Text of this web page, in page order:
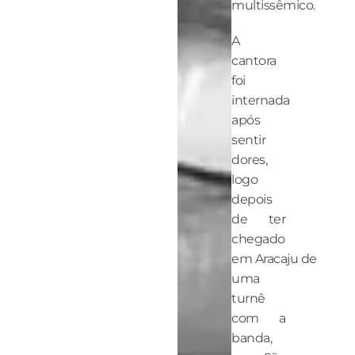
multissêmico.
A
cantora
foi
internada
após
sentir
dores,
logo
depois
de ter
chegado
em Aracaju de
uma
turnê
com a
banda,